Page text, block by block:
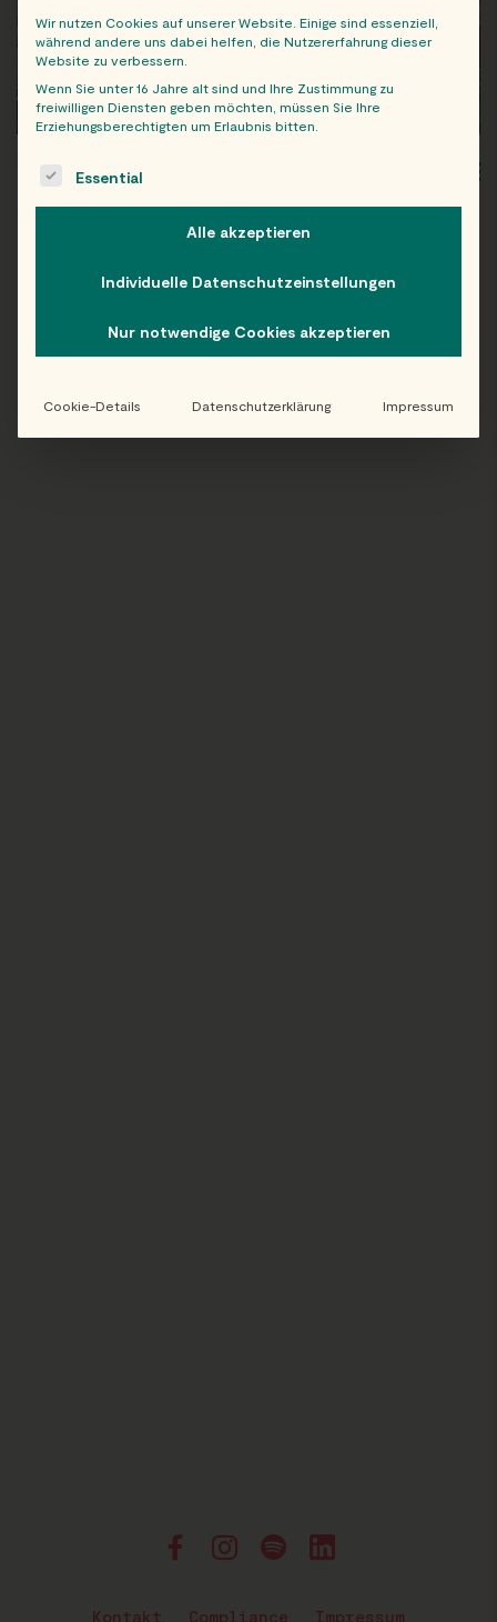
WIEN
Folge uns auf Instagram!
@EATHAPPY
Kontakt Compliance Impressum
Wir nutzen Cookies auf unserer Website. Einige sind essenziell,
während andere uns dabei helfen, die Nutzererfahrung dieser
Website zu verbessern.
Wenn Sie unter 16 Jahre alt sind und Ihre Zustimmung zu
freiwilligen Diensten geben möchten, müssen Sie Ihre
Erziehungsberechtigten um Erlaubnis bitten.
The following is a list of service groups for which consent
Essential
Alle akzeptieren
Individuelle Datenschutzeinstellungen
Nur notwendige Cookies akzeptieren
Cookie-Details Datenschutzerklärung Impressum